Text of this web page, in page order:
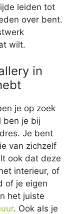
leiden tot
over bent.
wilt.
in
je op zoek
ben je bij
Je bent
van zichzelf
ook dat deze
interieur, of
of je eigen
het juiste
. Ook als je